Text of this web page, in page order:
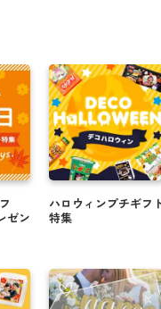
ゼン
ハロウィンプチギフ
特集